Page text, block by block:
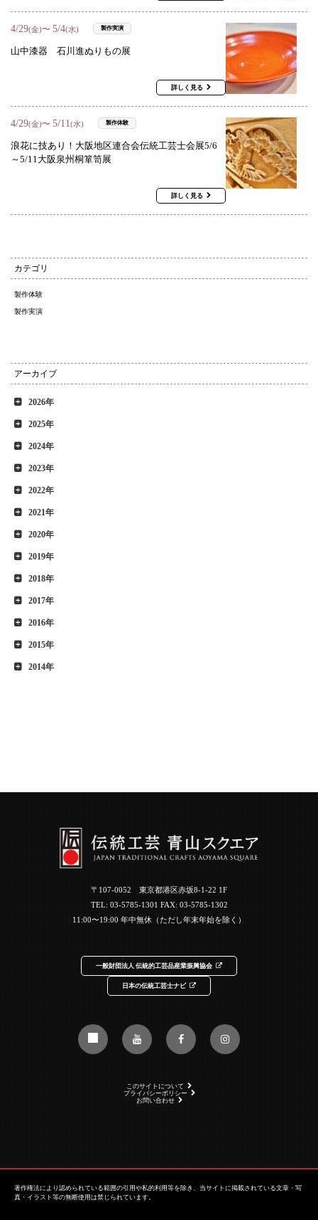
4/29(金)〜 5/4(水) 製作実演
山中漆器 石川進ぬりもの展
詳しく見る
4/29(金)〜 5/11(水) 製作体験
浪花に技あり！大阪地区連合会伝統工芸士会展5/6
～5/11大阪泉州桐箪笥展
詳しく見る
カテゴリ
製作体験
製作実演
アーカイブ
2026年
2025年
2024年
2023年
2022年
2021年
2020年
2019年
2018年
2017年
2016年
2015年
2014年
〒107-0052 東京都港区赤坂8-1-22 1F
TEL: 03-5785-1301 FAX: 03-5785-1302
11:00〜19:00 年中無休（ただし年末年始を除く）
一般財団法人 伝統的工芸品産業振興協会
日本の伝統工芸士ナビ
このサイトについて
プライバシーポリシー
お問い合わせ
著作権法により認められている範囲の引用や私的利用等を除き、当サイトに掲載されている文章・写
真・イラスト等の無断使用は禁じられています。